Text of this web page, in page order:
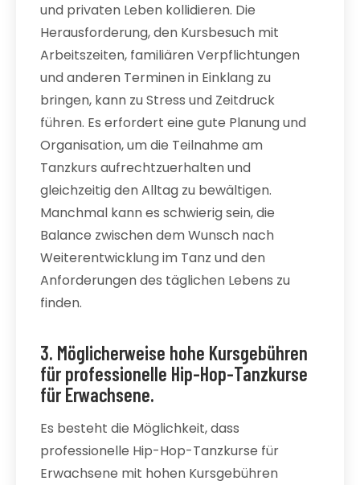
und privaten Leben kollidieren. Die
Herausforderung, den Kursbesuch mit
Arbeitszeiten, familiären Verpflichtungen
und anderen Terminen in Einklang zu
bringen, kann zu Stress und Zeitdruck
führen. Es erfordert eine gute Planung und
Organisation, um die Teilnahme am
Tanzkurs aufrechtzuerhalten und
gleichzeitig den Alltag zu bewältigen.
Manchmal kann es schwierig sein, die
Balance zwischen dem Wunsch nach
Weiterentwicklung im Tanz und den
Anforderungen des täglichen Lebens zu
finden.
3. Möglicherweise hohe Kursgebühren
für professionelle Hip-Hop-Tanzkurse
für Erwachsene.
Es besteht die Möglichkeit, dass
professionelle Hip-Hop-Tanzkurse für
Erwachsene mit hohen Kursgebühren